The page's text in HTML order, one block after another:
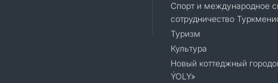
Спорт и международное
сотрудничество
Туризм
Культура
Новый коттеджный
ÝOLY»